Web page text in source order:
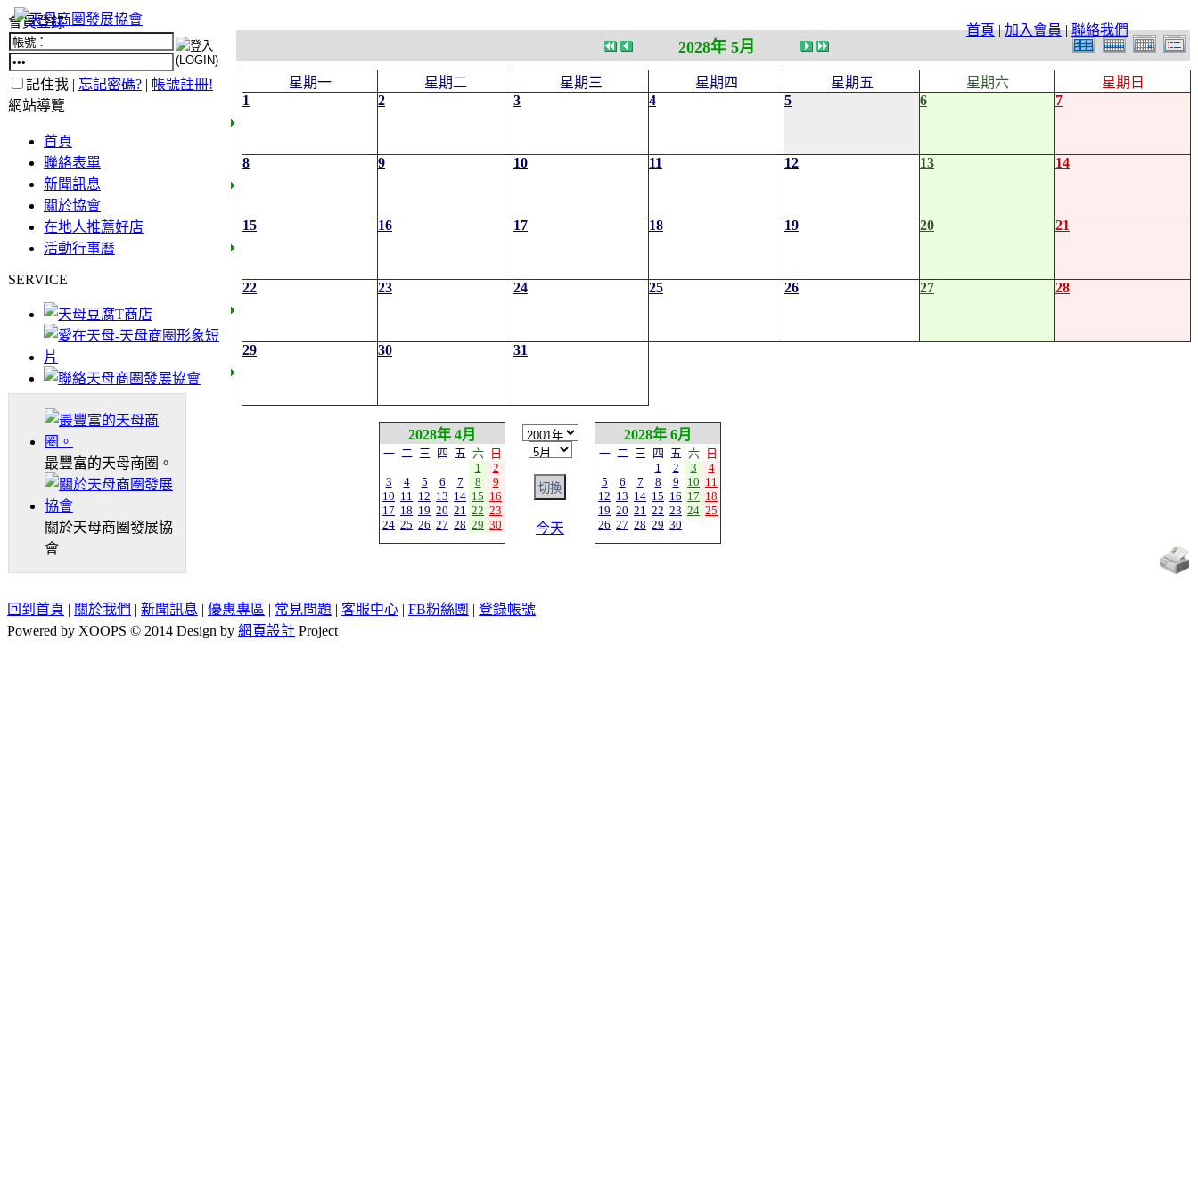
首頁|加入會員|聯絡我們
會員登錄
記住我 | 忘記密碼? | 帳號註冊!
網站導覽
首頁
聯絡表單
新聞訊息
關於協會
在地人推薦好店
活動行事曆
SERVICE
最豐富的天母商圈。
關於天母商圈發展協
會
2028年 5月
星期一 星期二 星期三 星期四 星期五 星期六
星期日
1
2 3 4 5 6 7
8 9 10 11 12 13 14
15 16 17 18 19 20 21
22 23 24 25 26 27 28
29 30 31
2028年 4月
一 二 三 四 五 六
日
1
2
3
4 5 6 7 8
9
10 11 12 13 14 15 16
17 18 19 20 21 22 23
24 25 26 27 28 29 30 今天
2028年 6月
一 二 三 四 五 六
日
1
2 3
4
5
6 7 8 9 10 11
12 13 14 15 16 17 18
19 20 21 22 23 24 25
26 27 28 29 30
回到首頁 | 關於我們 | 新聞訊息 | 優惠專區 | 常見問題 | 客服中心 | FB粉絲團 | 登錄帳號
Powered by XOOPS © 2014 Design by 網頁設計 Project